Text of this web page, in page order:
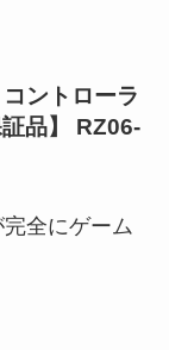
ントローラ
品】 RZ06-
全にゲーム